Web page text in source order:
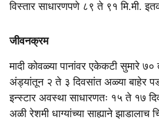
विस्तार साधारणपणे ८९ ते ९१ मि.मी.
जीवनक्रम
मादी कोवळ्या पानांवर एकेकटी सुमारे
अंड्यांतून २ ते ३ दिवसांत अळ्या बाहेर
इन्स्टार अवस्था साधारणतः १५ ते १७
अळी रेशमी धाग्यांच्या साह्याने झाडालाच